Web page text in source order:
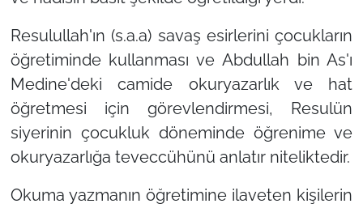
Resulullah'ın (s.a.a) savaş esirlerini çocukların
öğretiminde kullanması ve Abdullah bin As'ı
Medine'deki camide okuryazarlık ve hat
öğretmesi için görevlendirmesi, Resulün
siyerinin çocukluk döneminde öğrenime ve
okuryazarlığa teveccühünü anlatır niteliktedir.
Okuma yazmanın öğretimine ilaveten kişilerin